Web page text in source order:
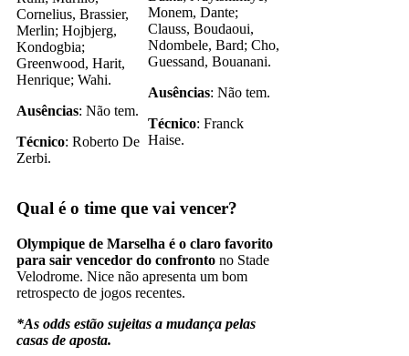
Cornelius, Brassier,
Merlin; Hojbjerg,
Kondogbia;
Greenwood, Harit,
Henrique; Wahi.
Ausências: Não tem.
Técnico: Roberto De
Zerbi.
Monem, Dante;
Clauss, Boudaoui,
Ndombele, Bard; Cho,
Guessand, Bouanani.
Ausências: Não tem.
Técnico: Franck
Haise.
Qual é o time que vai vencer?
Olympique de Marselha é o claro favorito
para sair vencedor do confronto no Stade
Velodrome. Nice não apresenta um bom
retrospecto de jogos recentes.
*As odds estão sujeitas a mudança pelas
casas de aposta.